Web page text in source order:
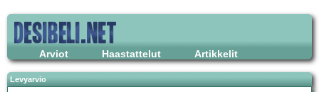
Arviot Haastattelut Artikkelit
Levyarvio